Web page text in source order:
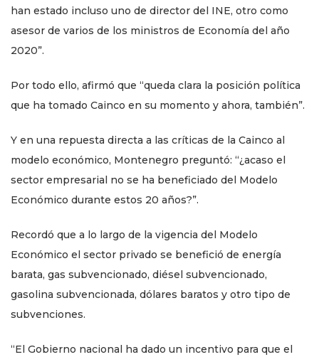
han estado incluso uno de director del INE, otro como
asesor de varios de los ministros de Economía del año
2020”.
Por todo ello, afirmó que “queda clara la posición política
que ha tomado Cainco en su momento y ahora, también”.
Y en una repuesta directa a las críticas de la Cainco al
modelo económico, Montenegro preguntó: “¿acaso el
sector empresarial no se ha beneficiado del Modelo
Económico durante estos 20 años?”.
Recordó que a lo largo de la vigencia del Modelo
Económico el sector privado se benefició de energía
barata, gas subvencionado, diésel subvencionado,
gasolina subvencionada, dólares baratos y otro tipo de
subvenciones.
“El Gobierno nacional ha dado un incentivo para que el